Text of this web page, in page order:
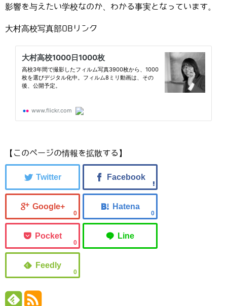
影響を与えたい学校なのか、わかる事実となっています。
大村高校写真部OBリンク
【このページの情報を拡散する】
0 0
0
0